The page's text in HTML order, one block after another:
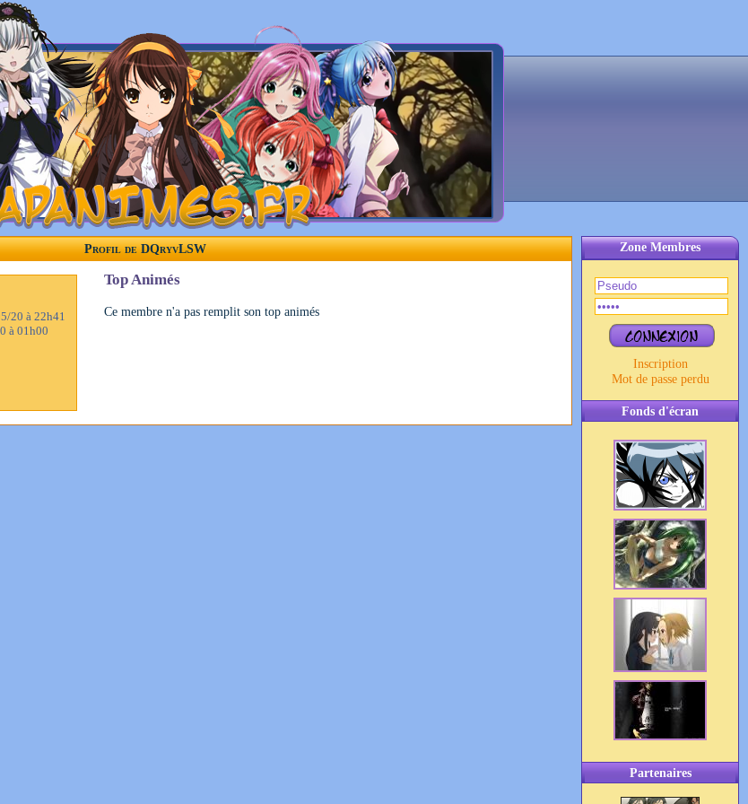
Zone Membres
Inscription
Mot de passe perdu
Fonds d'écran
Partenaires
Profil de DQryvLSW
20 à 22h41
à 01h00
Top Animés
Ce membre n'a pas remplit son top animés